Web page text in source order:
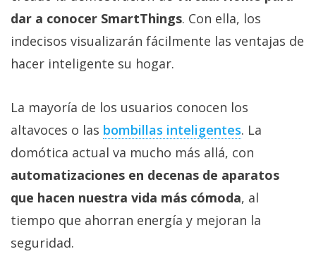
dar a conocer SmartThings. Con ella, los
indecisos visualizarán fácilmente las ventajas de
hacer inteligente su hogar.
La mayoría de los usuarios conocen los
altavoces o las bombillas inteligentes‎. La
domótica actual va mucho más allá, con
automatizaciones en decenas de aparatos
que hacen nuestra vida más cómoda, al
tiempo que ahorran energía y mejoran la
seguridad.